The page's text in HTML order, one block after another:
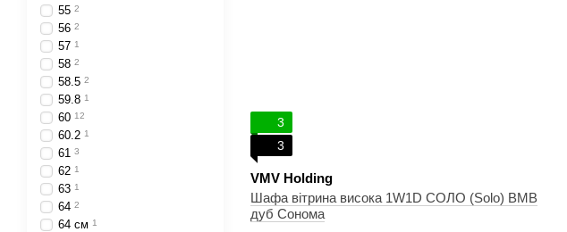
3
3
VMV Holding
Шафа вітрина висока 1W1D СОЛО (Solo) ВМВ
дуб Сонома
55 2
56 2
57 1
58 2
58.5 2
59.8 1
60 12
60.2 1
61 3
62 1
63 1
64 2
64 см 1